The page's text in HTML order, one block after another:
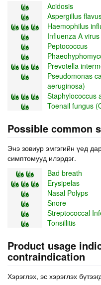
Acidosis
Aspergillus
Haemophilus
Influenza A
Peptococcus
Prevotella
Pseudomonas
aeruginosa)
Staphylococcus
Toenail fungus
Possible common
Энэ зовиур эмгэгийн үед
симптомууд илэрдэг.
Bad breath
Erysipelas
Nasal Polyps
Snore
Streptococcal
Tonsillitis
Product usage
contraindication
Хэрэглэх, эс хэрэглэх